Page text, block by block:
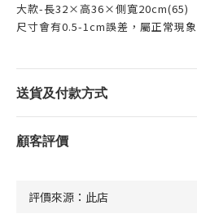
大款-長32×高36×側寬20cm(65)
尺寸會有0.5-1cm誤差，屬正常現象
送貨及付款方式
顧客評價